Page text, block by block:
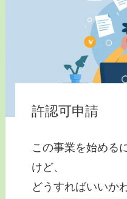
許認可申請
この事業を始める
けど、
どうすればいいか